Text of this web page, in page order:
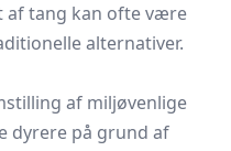
af tang kan ofte være
alternativer.
af miljøvenlige
dyrere på grund af